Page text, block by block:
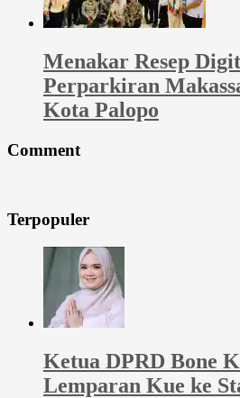
Menakar Resep
Perparkiran
Kota Palopo
Comment
Terpopuler
Ketua DPRD Bone
Lemparan Kue ke